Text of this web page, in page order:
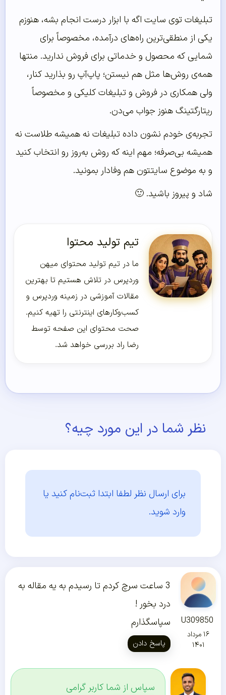
تبلیغات توی سایت اگه با ابزار درست انجام بشه، هنوزم
یکی از منطقی‌ترین راه‌های درآمده، مخصوصاً برای
شمایی که محصول و خدماتی برای فروش ندارید. منتها
همه‌ی روش‌ها مثل هم نیستن؛ پاپ‌آپ رو بذارید کنار،
ولی همکاری در فروش و تبلیغات کلیکی و مخصوصاً
ریتارگتینگ هنوز جواب می‌دن.
تجربه‌ی خودم نشون داده تبلیغات نه همیشه طلاست نه
همیشه بی‌صرفه؛ مهم اینه که روش به‌روز رو انتخاب کنید
و به موضوع سایتتون هم وفادار بمونید.
شاد و پیروز باشید. 🙂
تیم تولید محتوا
ما در تیم تولید محتوای میهن
وردپرس در تلاش هستیم تا بهترین
مقالات آموزشی در زمینه وردپرس و
کسب‌و‌کارهای اینترنتی را تهیه کنیم.
صحت محتوای این صفحه توسط
رضا راد بررسی خواهد شد.
نظر شما در این مورد چیه؟
برای ارسال نظر لطفا ابتدا ثبت‌نام کنید یا
وارد شوید.
U309850
۱۶ مرداد
۱۴۰۱
3 ساعت سرچ کردم تا رسیدم به یه مقاله به
درد بخور !
سپاسگذارم
پاسخ دادن
سپاس از شما کاربر گرامی